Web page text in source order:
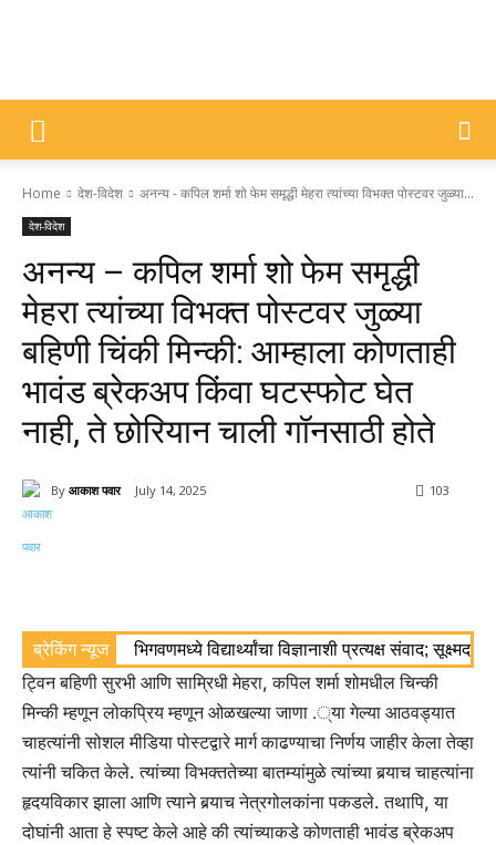
DIVYAJYOTI
SAMACHAR
Home देश-विदेश अनन्य - कपिल शर्मा शो फेम समृद्धी मेहरा त्यांच्या विभक्त पोस्टवर जुळ्या...
देश-विदेश
अनन्य – कपिल शर्मा शो फेम समृद्धी
मेहरा त्यांच्या विभक्त पोस्टवर जुळ्या
बहिणी चिंकी मिन्की: आम्हाला कोणताही
भावंड ब्रेकअप किंवा घटस्फोट घेत
नाही, ते छोरियान चाली गॉनसाठी होते
By आकाश पवार July 14, 2025 103
ब्रेकिंग न्यूज भिगवणमध्ये विद्यार्थ्यांचा विज्ञानाशी प्रत्यक्ष संवाद;
ट्विन बहिणी सुरभी आणि साम्रिधी मेहरा, कपिल शर्मा शोमधील चिन्की
मिन्की म्हणून लोकप्रिय म्हणून ओळखल्या जाणा .्या गेल्या आठवड्यात
चाहत्यांनी सोशल मीडिया पोस्टद्वारे मार्ग काढण्याचा निर्णय जाहीर केला तेव्हा
त्यांनी चकित केले.त्यांच्या विभक्ततेच्या बातम्यांमुळे त्यांच्या बर्‍याच चाहत्यांना
हृदयविकार झाला आणि त्याने बर्‍याच नेत्रगोलकांना पकडले. तथापि, या
दोघांनी आता हे स्पष्ट केले आहे की त्यांच्याकडे कोणताही भावंड ब्रेकअप